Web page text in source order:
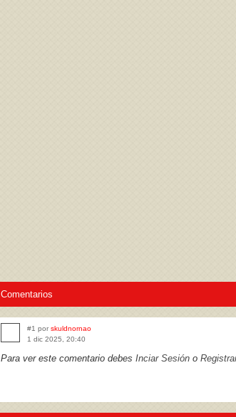
Comentarios
#1 por skuldnornao
1 dic 2025, 20:40
Para ver este comentario debes Inciar Sesión o